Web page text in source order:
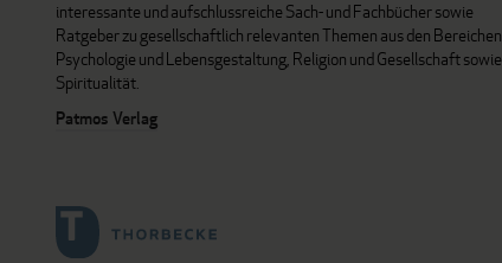
interessante und aufschlussreiche Sach- und Fachbücher sowie
Ratgeber zu gesellschaftlich relevanten Themen aus den Bereichen
Psychologie und Lebensgestaltung, Religion und Gesellschaft sowie
Spiritualität.
Patmos Verlag